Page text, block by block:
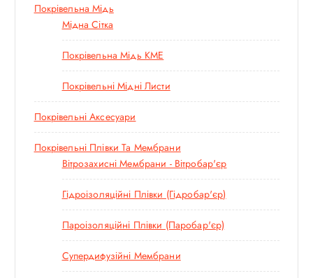
Покрівельна Мідь
Мідна Сітка
Покрівельна Мідь KME
Покрівельні Мідні Листи
Покрівельні Аксесуари
Покрівельні Плівки Та Мембрани
Вітрозахисні Мембрани - Вітробар'єр
Гідроізоляційні Плівки (гідробар'єр)
Пароізоляційні Плівки (паробар'єр)
Супердифузійні Мембрани